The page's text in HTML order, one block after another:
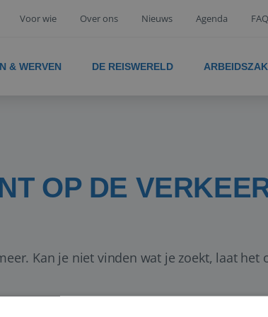
Voor wie Over ons Nieuws Agenda
& WERVEN DE REISWERELD
OP DE
Kan je niet vinden wat je zoekt, laat